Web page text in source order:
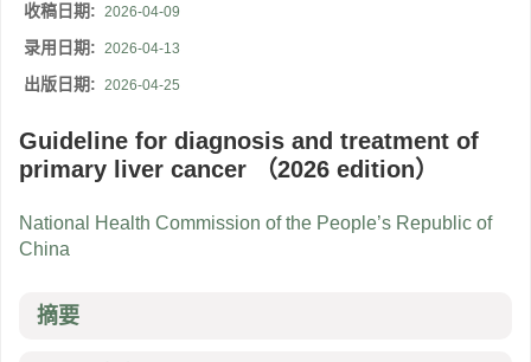
收稿日期: 2026-04-09
录用日期: 2026-04-13
出版日期: 2026-04-25
Guideline for diagnosis and treatment of
primary liver cancer （2026 edition）
National Health Commission of the People’s Republic of
China
摘要